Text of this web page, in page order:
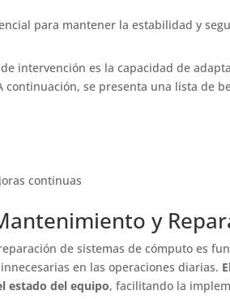
para mantener la estabilidad y
intervención es la capacidad de
se presenta una lista de
continuas
y
de sistemas de cómputo es
en las operaciones diarias.
estado del equipo, facilitando la